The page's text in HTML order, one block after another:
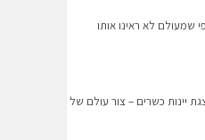
שמעולם לא ראינו אותו
יינות כשרים – צור עולם של